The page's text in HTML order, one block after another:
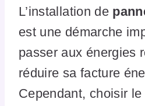
L’installation de
est une démarche
passer aux énergies
réduire sa facture
Cependant, choisir